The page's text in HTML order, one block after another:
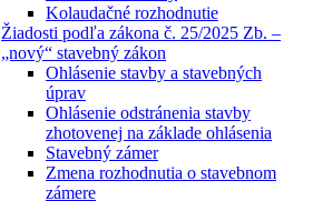
Kolaudačné rozhodnutie
Žiadosti podľa zákona č. 25/2025 Zb. –
„nový“ stavebný zákon
Ohlásenie stavby a stavebných
úprav
Ohlásenie odstránenia stavby
zhotovenej na základe ohlásenia
Stavebný zámer
Zmena rozhodnutia o stavebnom
zámere